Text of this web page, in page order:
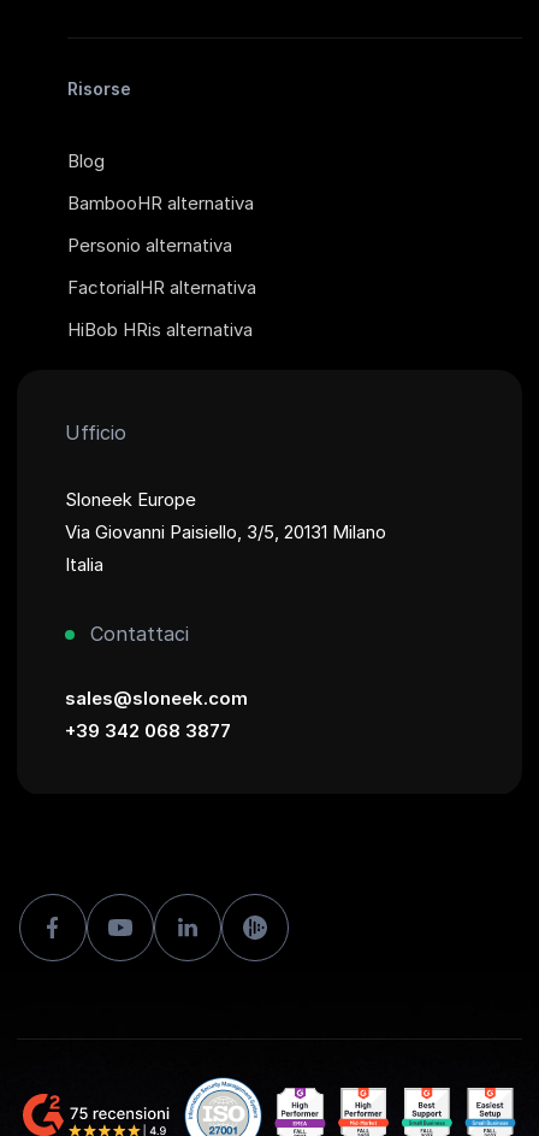
Risorse
Blog
BambooHR alternativa
Personio alternativa
FactorialHR alternativa
HiBob HRis alternativa
Ufficio
Sloneek Europe
Via Giovanni Paisiello, 3/5, 20131 Milano
Italia
Contattaci
sales@sloneek.com
+39 342 068 3877